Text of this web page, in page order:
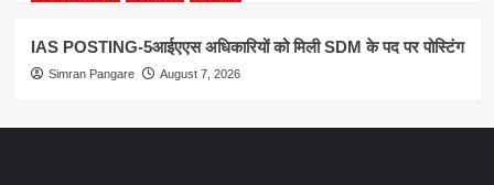
IAS POSTING-5आईएएस अधिकारियों को मिली SDM के पद पर पोस्टिंग
Simran Pangare August 7, 2026